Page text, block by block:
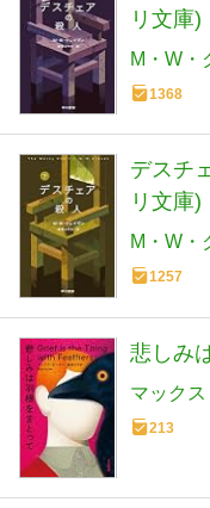
リ文庫)
M・W・
1368
デスチ
リ文庫)
M・W・
1257
悲しみ
マック
213